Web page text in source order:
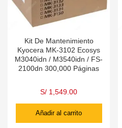
Kit De Mantenimiento
Kyocera MK-3102 Ecosys
M3040idn / M3540idn / FS-
2100dn 300,000 Páginas
S/ 1,549.00
Añadir al carrito